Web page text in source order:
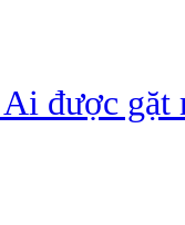
được gặt